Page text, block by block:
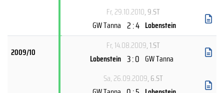
Fr, 29.10.2010, 9.ST
GW Tanna 2 : 4 Lobenstein
2009/10
Fr, 14.08.2009, 1.ST
Lobenstein 3 : 0 GW Tanna
Sa, 26.09.2009, 6.ST